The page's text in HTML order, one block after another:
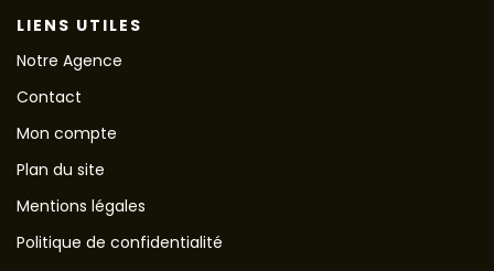
LIENS UTILES
Notre Agence
Contact
Mon compte
Plan du site
Mentions légales
Politique de confidentialité